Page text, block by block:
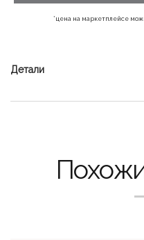
*цена на маркетплейсе
Детали